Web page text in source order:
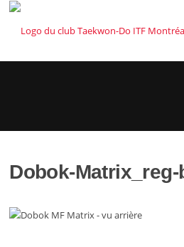
Skip
content
Dobok-Matrix_reg-